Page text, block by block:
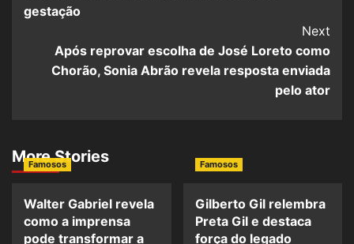
gestação
Next
Após reprovar escolha de José Loreto como
Chorão, Sonia Abrão revela resposta enviada
pelo ator
More Stories
Famosos
Walter Gabriel revela
como a imprensa
pode transformar a
Famosos
Gilberto Gil relembra
Preta Gil e destaca
força do legado